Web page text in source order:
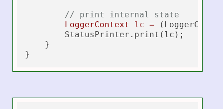
// print internal state
LoggerContext
lc =
        StatusPrinter.print(lc);
    }